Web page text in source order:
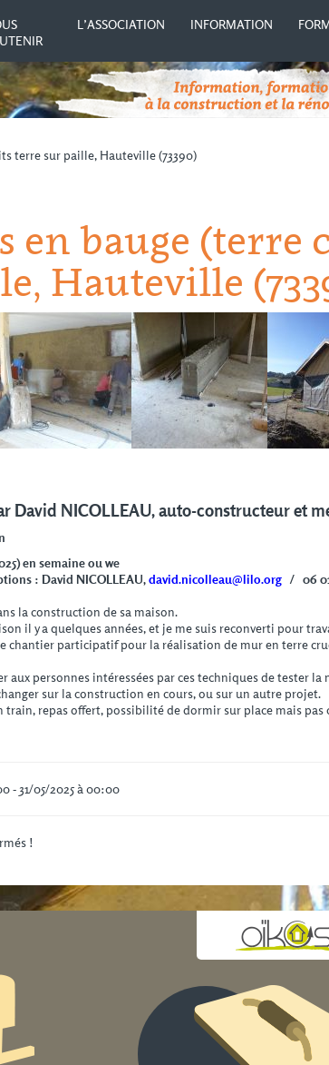
L’ASSOCIATION INFORMATION
terre sur paille, Hauteville (73390)
en bauge (terre
Hauteville
David NICOLLEAU, auto-constructeur et
en semaine ou we
: David NICOLLEAU,david.nicolleau@lilo.org/ 06
la construction de sa maison.
il y a quelques années, et je me suis reconverti pour
chantier participatif pour la réalisation de mur en terre
aux personnes intéressées par ces techniques de tester
sur la construction en cours, ou sur un autre projet.
train, repas offert, possibilité de dormir sur place mais
- 31/05/2025 à 00:00
!